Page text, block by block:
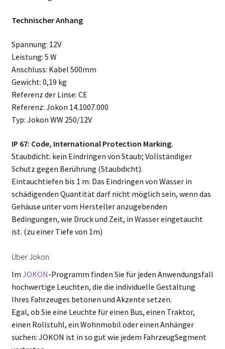
Technischer Anhang
Spannung: 12V
Leistung: 5 W
Anschluss: Kabel 500mm
Gewicht: 0,19 kg
Referenz der Linse: CE
Referenz: Jokon 14.1007.000
Typ: Jokon WW 250/12V
IP 67: Code, International Protection Marking.
Staubdicht: kein Eindringen von Staub; Vollständiger
Schutz gegen Berührung (Staubdicht).
Eintauchtiefen bis 1 m: Das Eindringen von Wasser in
schädigenden Quantität darf nicht möglich sein, wenn das
Gehäuse unter vom Hersteller anzugebenden
Bedingungen, wie Druck und Zeit, in Wasser eingetaucht
ist. (zu einer Tiefe von 1m)
Über Jokon
Im JOKON-Programm finden Sie für jeden Anwendungsfall
hochwertige Leuchten, die die individuelle Gestaltung
Ihres Fahrzeuges betonen und Akzente setzen.
Egal, ob Sie eine Leuchte für einen Bus, einen Traktor,
einen Rollstuhl, ein Wohnmobil oder einen Anhänger
suchen: JOKON ist in so gut wie jedem FahrzeugSegment